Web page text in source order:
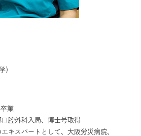
）
業
腔外科入局、博士号取得
キスパートとして、大阪労災病院、